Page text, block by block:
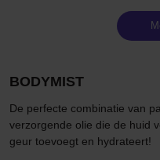
BODYMIST
De perfecte combinatie van
verzorgende olie die de huid
geur toevoegt en hydrateert!